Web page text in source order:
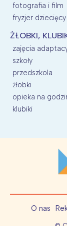
fotografia i film
fryzjer dziecięcy
ŻŁOBKI,
zajęcia
szkoły
przedszkola
żłobki
opieka na
klubiki
O nas